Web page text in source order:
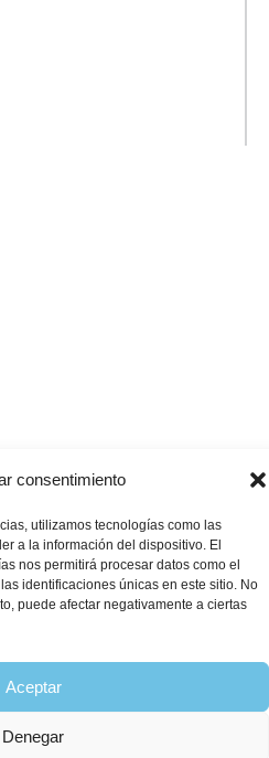
consentimiento
utilizamos tecnologías como las
a la información del dispositivo. El
nos permitirá procesar datos como el
identificaciones únicas en este sitio. No
puede afectar negativamente a ciertas
Aceptar
Denegar